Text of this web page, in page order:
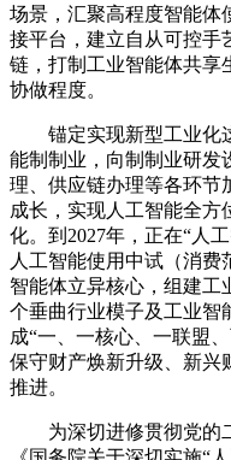
场景，汇聚高程度智能体
接平台，建立自从可控手
链，打制工业智能体共享
协做程度。
锚定实现新型工业化
能制制业，向制制业研发
理、供应链办理等各环节
成长，实现人工智能全方
化。到2027年，正在“人
人工智能使用中试（消
智能体立异核心，组建工
个垂曲行业模子及工业智
成“一、一核心、一联盟
保守财产焕新升级、新兴
推进。
为深切进修贯彻党的